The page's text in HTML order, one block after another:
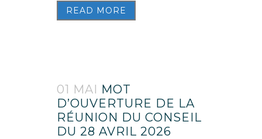
READ MORE
01 MAI MOT
D’OUVERTURE DE LA
RÉUNION DU CONSEIL
DU 28 AVRIL 2026